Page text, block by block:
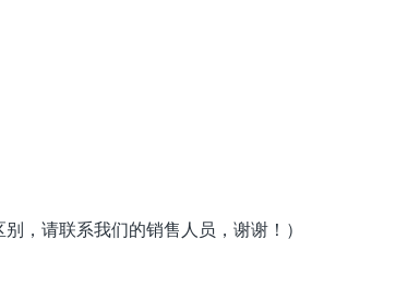
，请联系我们的销售人员，谢谢！）